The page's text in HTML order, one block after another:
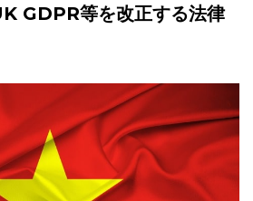
GDPR等を改正する法律